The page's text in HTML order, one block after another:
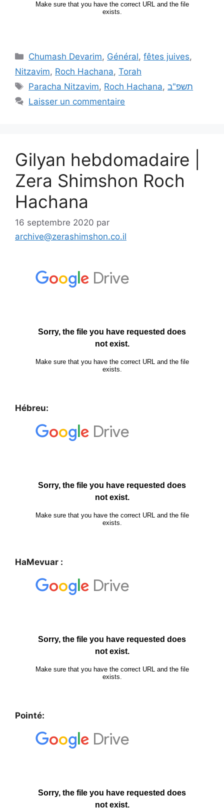
Chumash Devarim, Général,fêtes juives,
Nitzavim, Roch Hachana, Torah
Paracha Nitzavim, Roch Hachana,תשפ"ב
Laisser un commentaire
Gilyan hebdomadaire |
Zera Shimshon Roch
Hachana
16 septembre 2020 par
archive@zerashimshon.co.il
Hébreu:
HaMevuar :
Pointé: